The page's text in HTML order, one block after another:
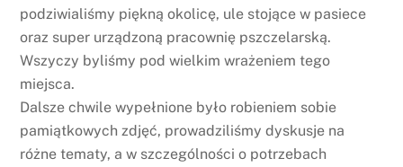
podziwialiśmy piękną okolicę, ule stojące w pasiece
oraz super urządzoną pracownię pszczelarską.
Wszyczy byliśmy pod wielkim wrażeniem tego
miejsca.
Dalsze chwile wypełnione było robieniem sobie
pamiątkowych zdjęć, prowadziliśmy dyskusje na
różne tematy, a w szczególności o potrzebach